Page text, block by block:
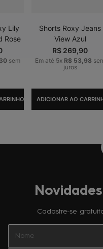
Lily
Rose
sem
Shorts Roxy Jeans
View Azul
R$ 269,90
Em até 5x R$ 53 98
juros
ADICIONAR AO
Cadastre-se